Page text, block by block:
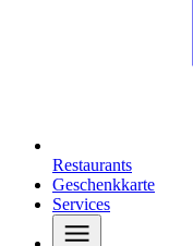
Restaurants
Geschenkkarte
Services